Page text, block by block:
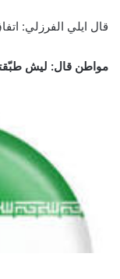
قال ايلي الفرزلي:
مواطن قال: ليش طبّقتوا